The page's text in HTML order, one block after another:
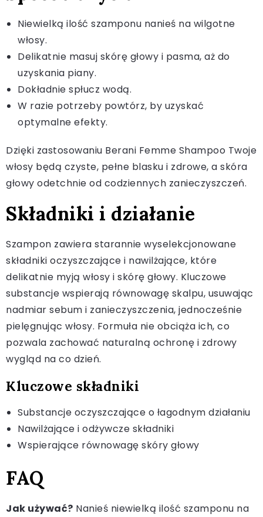
Niewielką ilość szamponu nanieś na wilgotne
włosy.
Delikatnie masuj skórę głowy i pasma, aż do
uzyskania piany.
Dokładnie spłucz wodą.
W razie potrzeby powtórz, by uzyskać
optymalne efekty.
Dzięki zastosowaniu Berani Femme Shampoo Twoje
włosy będą czyste, pełne blasku i zdrowe, a skóra
głowy odetchnie od codziennych zanieczyszczeń.
Składniki i działanie
Szampon zawiera starannie wyselekcjonowane
składniki oczyszczające i nawilżające, które
delikatnie myją włosy i skórę głowy. Kluczowe
substancje wspierają równowagę skalpu, usuwając
nadmiar sebum i zanieczyszczenia, jednocześnie
pielęgnując włosy. Formuła nie obciąża ich, co
pozwala zachować naturalną ochronę i zdrowy
wygląd na co dzień.
Kluczowe składniki
Substancje oczyszczające o łagodnym działaniu
Nawilżające i odżywcze składniki
Wspierające równowagę skóry głowy
FAQ
Jak używać? Nanieś niewielką ilość szamponu na